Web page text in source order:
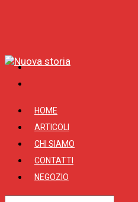
HOME
ARTICOLI
CHI SIAMO
CONTATTI
NEGOZIO